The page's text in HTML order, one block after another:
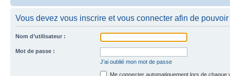
Vous devez vous inscrire et vous connecter afin de
Nom d’utilisateur :
Mot de passe :
J’ai oublié mon mot de passe
Me connecter automatiquement lors de chaque